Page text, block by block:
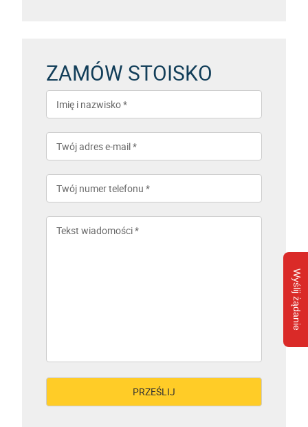
Wyślij żądanie
ZAMÓW STOISKO